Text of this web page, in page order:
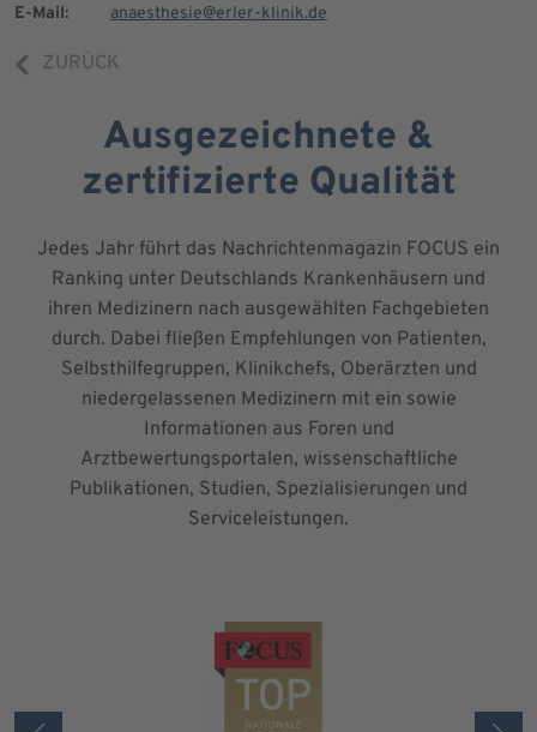
E-Mail:
anaesthesie@erler-klinik.de
ZURÜCK
Ausgezeichnete &
zertifizierte Qualität
Jedes Jahr führt das Nachrichtenmagazin FOCUS ein
Ranking unter Deutschlands Krankenhäusern und
ihren Medizinern nach ausgewählten Fachgebieten
durch. Dabei fließen Empfehlungen von Patienten,
Selbsthilfegruppen, Klinikchefs, Oberärzten und
niedergelassenen Medizinern mit ein sowie
Informationen aus Foren und
Arztbewertungsportalen, wissenschaftliche
Publikationen, Studien, Spezialisierungen und
Serviceleistungen.